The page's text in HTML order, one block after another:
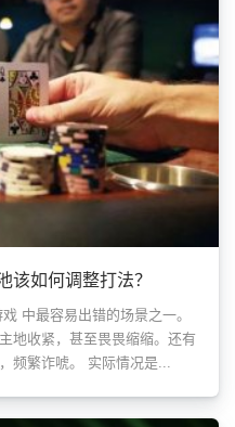
该如何调整打法？
中最容易出错的场景之一。
地收紧，甚至畏畏缩缩。还有
频繁诈唬。 实际情况是...